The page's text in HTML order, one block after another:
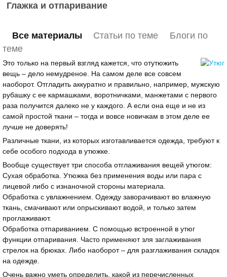
Глажка и отпаривание
Все материалы Статьи по теме
Блоги по
теме
Это только на первый взгляд кажется, что отутюжить
вещь – дело немудреное. На самом деле все совсем
наоборот. Отгладить аккуратно и правильно, например, мужскую
рубашку с ее кармашками, воротничками, манжетами с первого
раза получится далеко не у каждого. А если она еще и не из
самой простой ткани – тогда и вовсе новичкам в этом деле ее
лучше не доверять!
Различные ткани, из которых изготавливается одежда, требуют к
себе особого подхода в утюжке.
Вообще существует три способа отглаживания вещей утюгом:
Сухая обработка. Утюжка без применения воды или пара с
лицевой либо с изнаночной стороны материала.
Обработка с увлажнением. Одежду заворачивают во влажную
ткань, смачивают или опрыскивают водой, и только затем
проглаживают.
Обработка отпариванием. С помощью встроенной в утюг
функции отпаривания. Часто применяют зля заглаживания
стрелок на брюках. Либо наоборот – для разглаживания складок
на одежде.
Очень важно уметь определить, какой из перечисленных